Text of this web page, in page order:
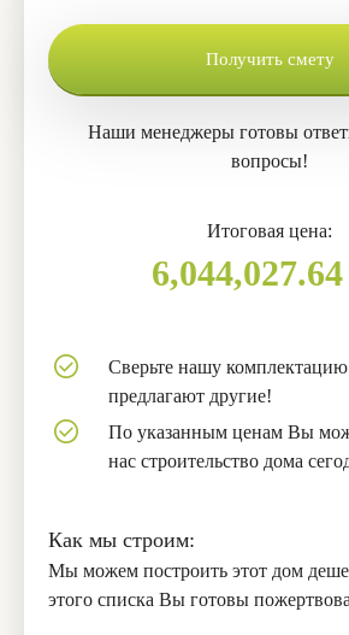
Получить смету
Наши менеджеры готовы
вопросы!
Итоговая цена:
6,044,027.64
Сверьте нашу комплектацию
предлагают другие!
По указанным ценам Вы
нас строительство дома
Как мы строим:
Мы можем построить этот дом
этого списка Вы готовы